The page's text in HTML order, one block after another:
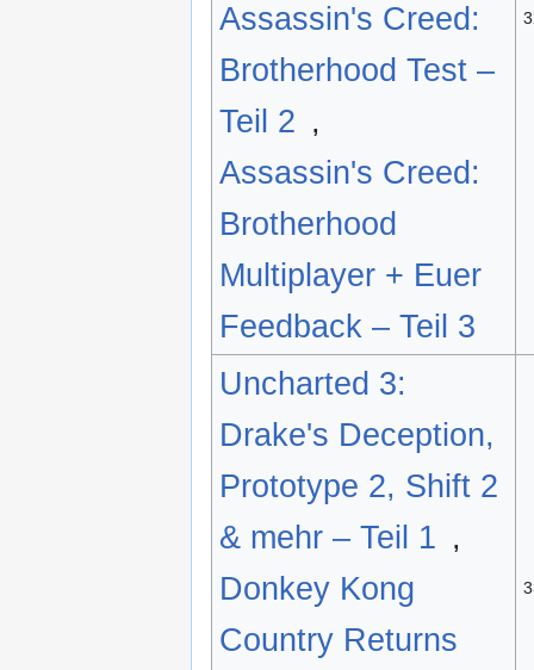
Assassin's Creed:
Brotherhood Test –
Teil 2 ,
Assassin's Creed:
Brotherhood
Multiplayer + Euer
Feedback – Teil 3
Uncharted 3:
Drake's Deception,
Prototype 2, Shift 2
& mehr – Teil 1 ,
Donkey Kong
Country Returns